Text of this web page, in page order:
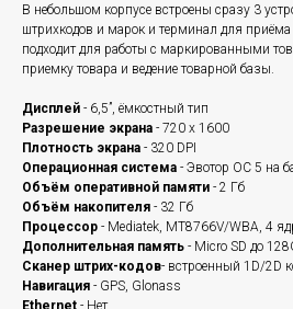
В небольшом корпусе встроены сразу 3
штрихкодов и марок и терминал для
подходит для работы с маркированными
приемку товара и ведение товарной базы.
Дисплей - 6,5”, ёмкостный тип
Разрешение экрана - 720 x 1600
Плотность экрана - 320 DPI
Операционная система - Эвотор ОС 5 на
Объём оперативной памяти - 2 Гб
Объём накопителя - 32 Гб
Процессор - Mediatek, MT8766V/WBA, 4
Дополнительная память - Micro SD до
Сканер штрих-кодов- встроенный 1D/2D
Навигация - GPS, Glonass